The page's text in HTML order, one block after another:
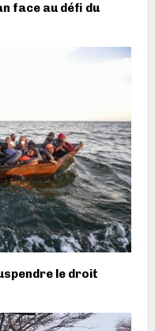
face au défi du
le droit